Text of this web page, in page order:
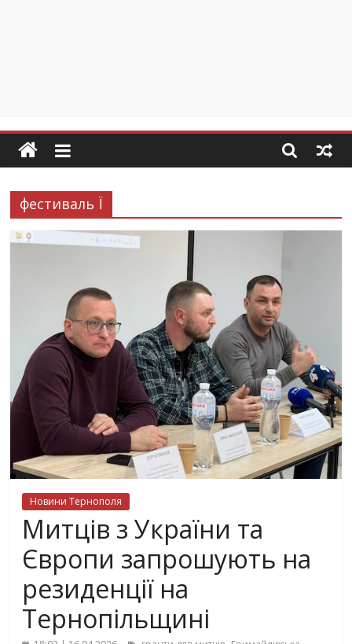
фестиваль Ї
Новини Тернополя
Митців з України та
Європи запрошують на
резиденції на
Тернопільщині